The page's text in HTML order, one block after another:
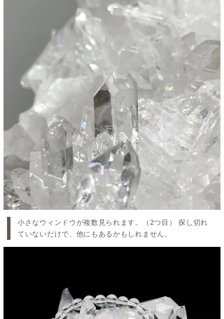
小さなウィンドウが複数見られます。（2つ目） 探し切れ
ていないだけで、他にもあるかもしれません。